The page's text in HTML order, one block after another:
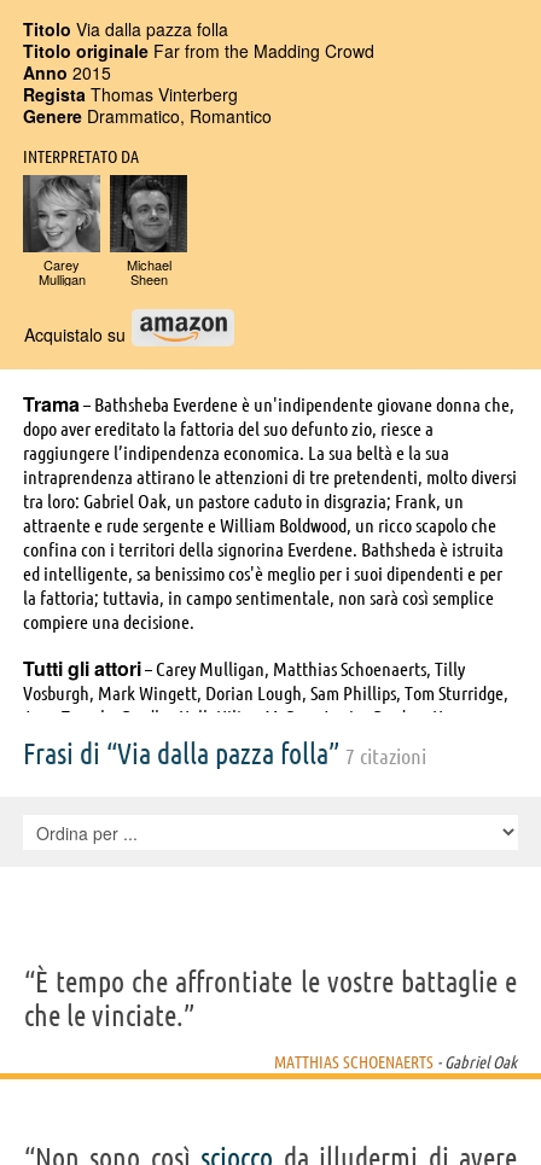
Titolo Via dalla pazza folla
Titolo originale Far from the Madding Crowd
Anno 2015
Regista Thomas Vinterberg
Genere Drammatico, Romantico
INTERPRETATO DA
Carey
Mulligan
Michael
Sheen
Acquistalo su
Trama– Bathsheba Everdene è un'indipendente giovane donna che,
dopo aver ereditato la fattoria del suo defunto zio, riesce a
raggiungere l’indipendenza economica. La sua beltà e la sua
intraprendenza attirano le attenzioni di tre pretendenti, molto diversi
tra loro: Gabriel Oak, un pastore caduto in disgrazia; Frank, un
attraente e rude sergente e William Boldwood, un ricco scapolo che
confina con i territori della signorina Everdene. Bathsheda è istruita
ed intelligente, sa benissimo cos'è meglio per i suoi dipendenti e per
la fattoria; tuttavia, in campo sentimentale, non sarà così semplice
compiere una decisione.
Tutti gli attori– Carey Mulligan, Matthias Schoenaerts, Tilly
Vosburgh, Mark Wingett, Dorian Lough, Sam Phillips, Tom Sturridge,
Juno Temple, Bradley Hall, Hilton McRae, Jessica Barden, Harry
Peacock, Victor McGuire, Michael Sheen, Jody Halse, Pauline
Whitaker, Belinda Low, Leonard Szepietowski, Jon Gunn, Andrew
Gallarus, David Golt, John Harding, Warren Hicks, Jamie Lee-Hill,
Frasi di “Via dalla pazza folla” 7 citazioni
“È tempo che affrontiate le vostre battaglie e
che le vinciate.”
MATTHIAS SCHOENAERTS - Gabriel Oak